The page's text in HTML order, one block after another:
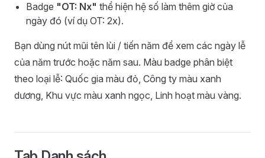
Badge "OT: Nx" thể hiện hệ số làm thêm giờ của
ngày đó (ví dụ OT: 2x).
Bạn dùng nút mũi tên lùi / tiến năm để xem các ngày lễ
của năm trước hoặc năm sau. Màu badge phân biệt
theo loại lễ: Quốc gia màu đỏ, Công ty màu xanh
dương, Khu vực màu xanh ngọc, Linh hoạt màu vàng.